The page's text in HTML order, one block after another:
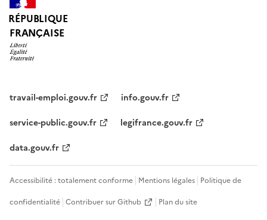
RÉPUBLIQUE
FRANÇAISE
travail-emploi.gouv.fr
info.gouv.fr
service-public.gouv.fr
legifrance.gouv.fr
data.gouv.fr
Accessibilité : totalement conforme Mentions légales Politique de
confidentialité Contribuer sur Github Plan du site